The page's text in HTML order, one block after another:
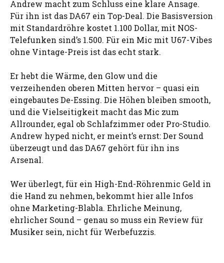
Andrew macht zum Schluss eine klare Ansage.
Für ihn ist das DA67 ein Top-Deal. Die Basisversion
mit Standardröhre kostet 1.100 Dollar, mit NOS-
Telefunken sind’s 1.500. Für ein Mic mit U67-Vibes
ohne Vintage-Preis ist das echt stark.
Er hebt die Wärme, den Glow und die
verzeihenden oberen Mitten hervor – quasi ein
eingebautes De-Essing. Die Höhen bleiben smooth,
und die Vielseitigkeit macht das Mic zum
Allrounder, egal ob Schlafzimmer oder Pro-Studio.
Andrew hyped nicht, er meint’s ernst: Der Sound
überzeugt und das DA67 gehört für ihn ins
Arsenal.
Wer überlegt, für ein High-End-Röhrenmic Geld in
die Hand zu nehmen, bekommt hier alle Infos
ohne Marketing-Blabla. Ehrliche Meinung,
ehrlicher Sound – genau so muss ein Review für
Musiker sein, nicht für Werbefuzzis.